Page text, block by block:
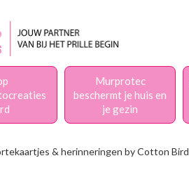
Murprotec
beschermt je huis en
je gezin
& herinneringen by Cotton Bird